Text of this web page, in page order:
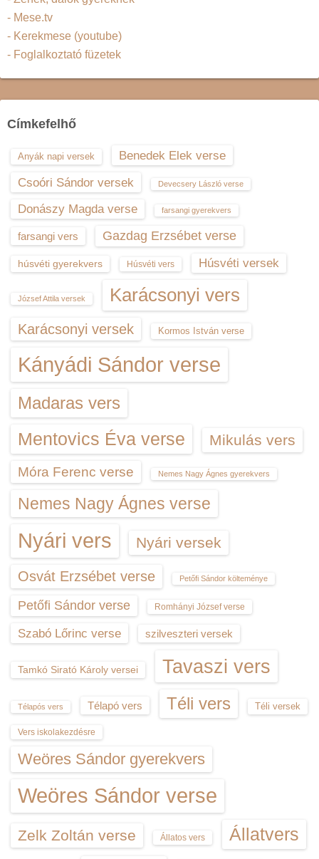
- Mese.tv
- Kerekmese (youtube)
- Foglalkoztató füzetek
Címkefelhő
Anyák napi versek
Benedek Elek verse
Csoóri Sándor versek
Devecsery László verse
Donászy Magda verse farsangi gyerekvers
farsangi vers Gazdag Erzsébet verse
húsvéti gyerekvers Húsvéti vers Húsvéti versek
József Attila versek Karácsonyi vers
Karácsonyi versek Kormos István verse
Kányádi Sándor verse
Madaras vers
Mentovics Éva verse Mikulás vers
Móra Ferenc verse Nemes Nagy Ágnes gyerekvers
Nemes Nagy Ágnes verse
Nyári vers Nyári versek
Osvát Erzsébet verse Petőfi Sándor költeménye
Petőfi Sándor verse Romhányi József verse
Szabó Lőrinc verse szilveszteri versek
Tamkó Sirató Károly versei Tavaszi vers
Télapós vers Télapó vers Téli vers Téli versek
Vers iskolakezdésre
Weöres Sándor gyerekvers
Weöres Sándor verse
Zelk Zoltán verse Állatos vers Állatvers